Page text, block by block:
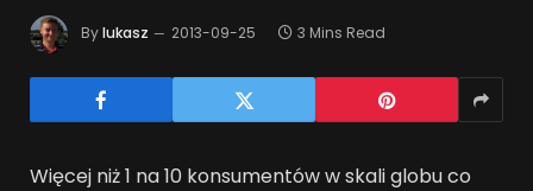
Bylukasz 2013-09-25 3 Mins Read
Więcej niż 1 na 10 konsumentów w skali globu co